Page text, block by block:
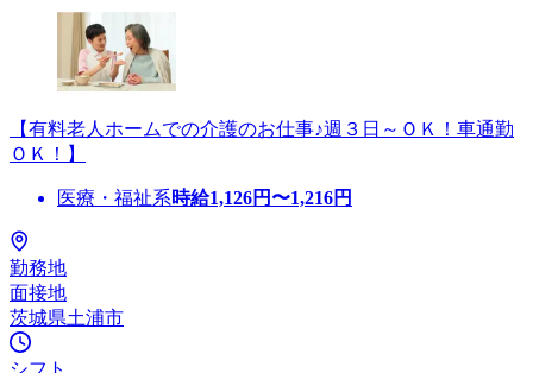
【有料老人ホームでの介護のお仕事♪週３日～ＯＫ！車通勤
ＯＫ！】
医療・福祉系時給1,126円〜1,216円
勤務地
面接地
茨城県土浦市
シフト